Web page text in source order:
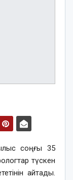
соңғы 35
түскен
айтады.